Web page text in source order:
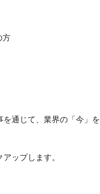
方
を通じて、業界の「今」を
ップします。